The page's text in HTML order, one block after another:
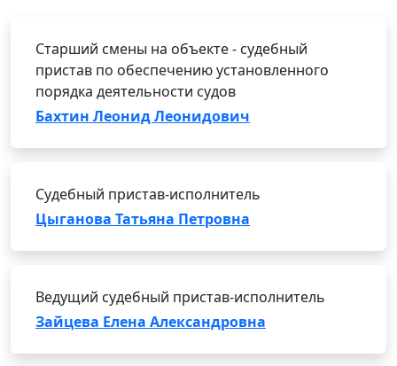
Старший смены на объекте - судебный
пристав по обеспечению установленного
порядка деятельности судов
Бахтин Леонид Леонидович
Судебный пристав-исполнитель
Цыганова Татьяна Петровна
Ведущий судебный пристав-исполнитель
Зайцева Елена Александровна